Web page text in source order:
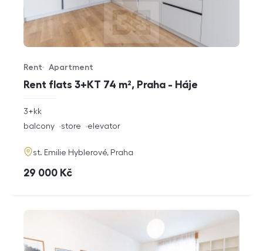
Rent flats 3+KT 74 m², Praha - Háje
Offer type
Rent
Property type
Apartment
rozměry
3+kk
funkce
balcony store elevator
adresa
st. Emilie Hyblerové, Praha
cena
29 000 Kč